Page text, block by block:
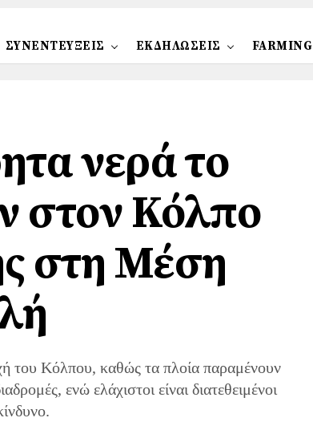
ΣΥΝΕΝΤΕΥΞΕΙΣ ΕΚΔΗΛΩΣΕΙΣ FARMING
νερά το
στον Κόλπο
στη Μέση
του Κόλπου, καθώς τα πλοία παραμένουν
ενώ ελάχιστοι είναι διατεθειμένοι